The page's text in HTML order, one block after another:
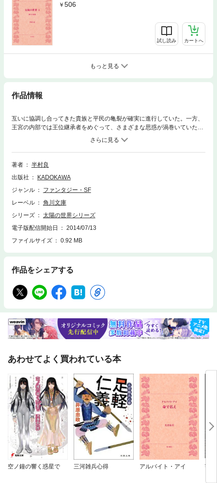
506
試し読み カートへ
もっと見る
作品情報
互いに協調し合ってきた貴族と平民の亀裂が確実に進行していた。一方、
王宮の内部では王位継承者をめぐって、さまざまな思惑が渦巻いていた。
東山（カジマ）の介入などによってようやく決まった新しい王の下、牧畜
の普及、交易の振興などによりラ・ムーは一挙に第二次開拓時代へ突入し
ていった。そんな中、王の妻の出産が迫っていた。やがて生まれたのは、
男子の“聖なる双生児”だった。
著者
半村良
出版社
KADOKAWA
ジャンル
ファンタジー・SF
レーベル
角川文庫
シリーズ
太陽の世界シリーズ
電子版配信開始日
2014/07/13
ファイルサイズ
0.92 MB
作品をシェアする
あわせてよく買われている本
空ノ鐘の響く惑星で 三河雑兵心得 アルバイト・アイ 宇